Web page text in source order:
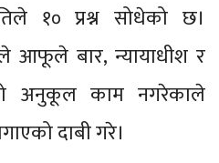
१० प्रश्न सोधेको छ।
आफूले बार, न्यायाधीश र
अनुकूल काम नगरेकाले
दाबी गरे।